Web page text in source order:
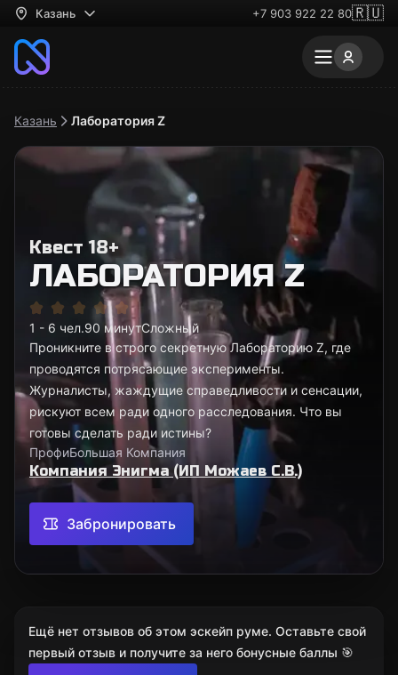
Казань +7 903 922 22 80🇷🇺
Казань Лаборатория Z
Квест 18+
ЛАБОРАТОРИЯ Z
1 - 6 чел.90 минутСложный
Проникните в строго секретную Лабораторию Z, где
проводятся потрясающие эксперименты.
Журналисты, жаждущие справедливости и сенсации,
рискуют всем ради одного расследования. Что вы
готовы сделать ради истины?
ПрофиБольшая Компания
Компания Энигма (ИП Можаев С.В.)
Забронировать
Ещё нет отзывов об этом эскейп руме. Оставьте свой
первый отзыв и получите за него бонусные баллы 🎯